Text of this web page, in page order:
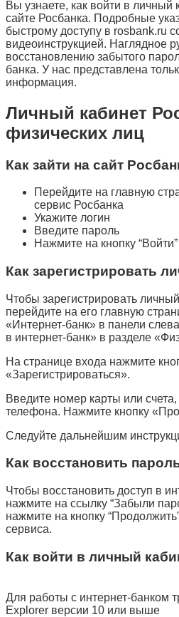
Вы узнаете, как войти в
сайте Росбанка. Подробные
быстрому доступу в rosbank.ru
видеоинструкцией. Наглядное
восстановлению забытого
банка. У нас представлена
информация.
Личный кабинет
физических лиц
Как зайти на сайт
Перейдите на главную
сервис Росбанка
Укажите логин
Введите пароль
Нажмите на кнопку “Войти”
Как зарегистрировать
Чтобы зарегистрировать
перейдите на его главную
«Интернет-банк» в панели
в интернет-банк» в разделе
На странице входа нажмите
«Зарегистрироваться».
Введите номер карты или
телефона. Нажмите кнопку
Следуйте дальнейшим
Как восстановить
Чтобы восстановить доступ в
нажмите на ссылку “Забыли
нажмите на кнопку
сервиса.
Как войти в личный
Для работы с интернет-банком
Explorer версии 10 или выше